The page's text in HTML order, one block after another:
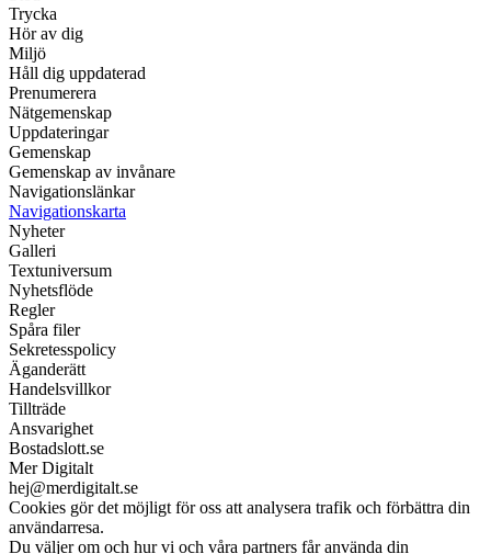
Trycka
Hör av dig
Miljö
Håll dig uppdaterad
Prenumerera
Nätgemenskap
Uppdateringar
Gemenskap
Gemenskap av invånare
Navigationslänkar
Navigationskarta
Nyheter
Galleri
Textuniversum
Nyhetsflöde
Regler
Spåra filer
Sekretesspolicy
Äganderätt
Handelsvillkor
Tillträde
Ansvarighet
Bostadslott.se
Mer Digitalt
hej@merdigitalt.se
Cookies gör det möjligt för oss att analysera trafik och förbättra din
användarresa.
Du väljer om och hur vi och våra partners får använda din